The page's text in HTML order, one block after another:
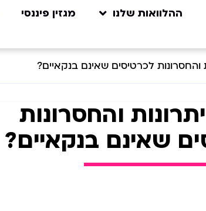
ההלוואות שלנו מגזין פיננסי
והחסרונות לכרטיסים שאינם בנקאיים?
והחסרונות
שאינם בנקאיים?